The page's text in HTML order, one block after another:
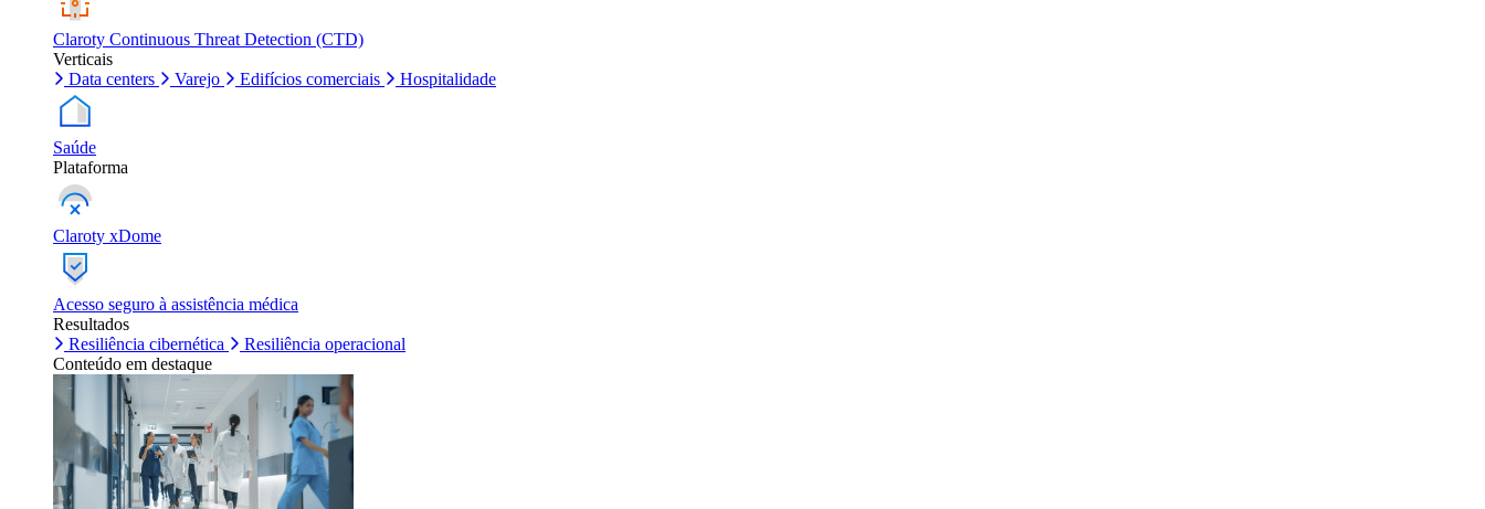
Claroty Continuous Threat Detection (CTD)
Verticais
Data centers
Varejo Edifícios comerciais Hospitalidade
Saúde
Plataforma
Claroty xDome
Acesso seguro à assistência médica
Resultados
Resiliência cibernética
Resiliência operacional
Conteúdo em destaque